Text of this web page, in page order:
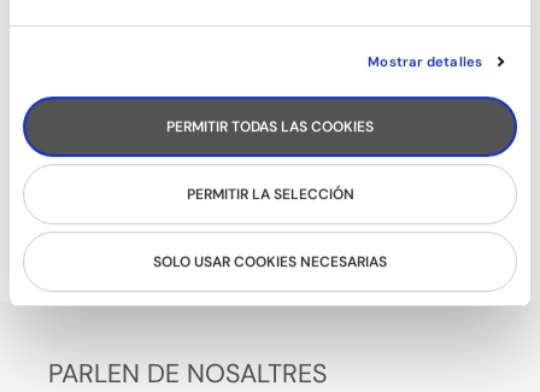
Mostrar detalles
PERMITIR TODAS LAS COOKIES
PERMITIR LA SELECCIÓN
SOLO USAR COOKIES NECESARIAS
COMERCIAL DANCE
PARLEN DE NOSALTRES